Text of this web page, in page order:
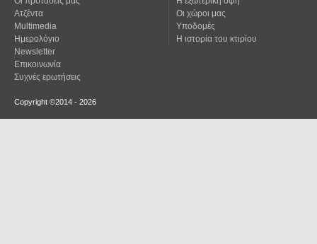
Ατζέντα
Multimedia
Ημερολόγιο
Newsletter
Επικοινωνία
Συχνές ερωτήσεις
Οι χώροι μας
Υποδομές
Η ιστορία του κτιρίου
Copyright ©2014 - 2026